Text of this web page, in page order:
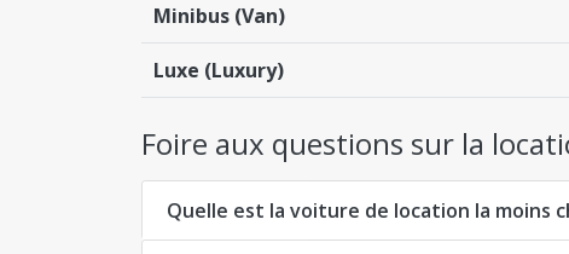
Minibus (Van)
Luxe (Luxury)
Foire aux questions sur la
Quelle est la voiture de location la moins